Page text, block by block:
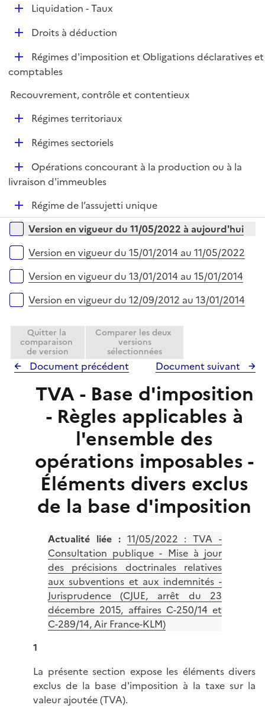
e
r
p
l
i
e
r
D
e
r
Liquidation - Taux
D
l
e
Droits à déduction
D
é
l
Régimes d'imposition et Obligations déclaratives et
comptables
Recouvrement, contrôle et contentieux
D
e
Régimes territoriaux
D
l
r
Régimes sectoriels
D
é
e
r
Opérations concourant à la production ou à la
livraison d'immeubles
D
é
p
e
Régime de l’assujetti unique
Versions sur la période
Version en vigueur du 11/05/2022 à aujourd'hui
Version en vigueur du 15/01/2014 au 11/05/2022
Version en vigueur du 13/01/2014 au 15/01/2014
Version en vigueur du 12/09/2012 au 13/01/2014
Quitter la
comparaison
de version
Comparer les deux
versions
sélectionnées
Document précédent Document suivant
TVA - Base d'imposition
- Règles applicables à
l'ensemble des
opérations imposables -
Éléments divers exclus
de la base d'imposition
Actualité liée : 11/05/2022 : TVA -
Consultation publique - Mise à jour
des précisions doctrinales relatives
aux subventions et aux indemnités -
Jurisprudence (CJUE, arrêt du 23
décembre 2015, affaires C-250/14 et
C-289/14, Air France-KLM)
1
La présente section expose les éléments divers
exclus de la base d'imposition à la taxe sur la
valeur ajoutée (TVA).